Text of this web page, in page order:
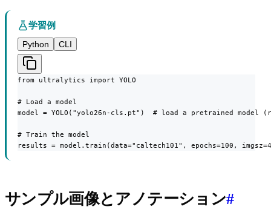
学習例
Python
CLI
from ultralytics import YOLO
# Load a model
model = YOLO("yolo26n-cls.pt")  # load a pretrained model
# Train the model
results = model.train(data="caltech101", epochs=100,
サンプル画像とアノテーション#